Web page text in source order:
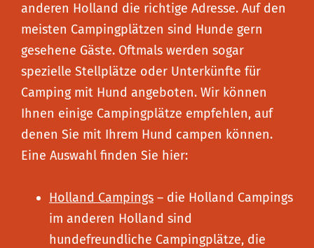
anderen Holland die richtige Adresse. Auf den
meisten Campingplätzen sind Hunde gern
gesehene Gäste. Oftmals werden sogar
spezielle Stellplätze oder Unterkünfte für
Camping mit Hund angeboten. Wir können
Ihnen einige Campingplätze empfehlen, auf
denen Sie mit Ihrem Hund campen können.
Eine Auswahl finden Sie hier:
Holland Campings – die Holland Campings
im anderen Holland sind
hundefreundliche Campingplätze, die